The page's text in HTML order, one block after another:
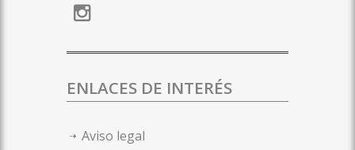
ENLACES DE INTERÉS
Aviso legal